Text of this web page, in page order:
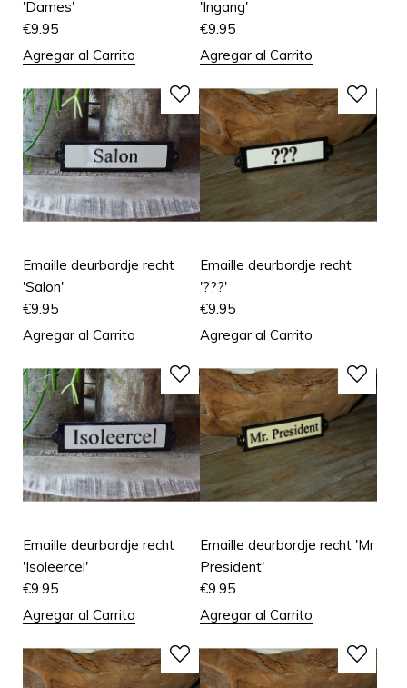
'Dames'
€9.95
Agregar al Carrito
'Ingang'
€9.95
Agregar al Carrito
Emaille deurbordje recht
'Salon'
€9.95
Agregar al Carrito
Emaille deurbordje recht
'???'
€9.95
Agregar al Carrito
Emaille deurbordje recht
'Isoleercel'
€9.95
Agregar al Carrito
Emaille deurbordje recht 'Mr
President'
€9.95
Agregar al Carrito